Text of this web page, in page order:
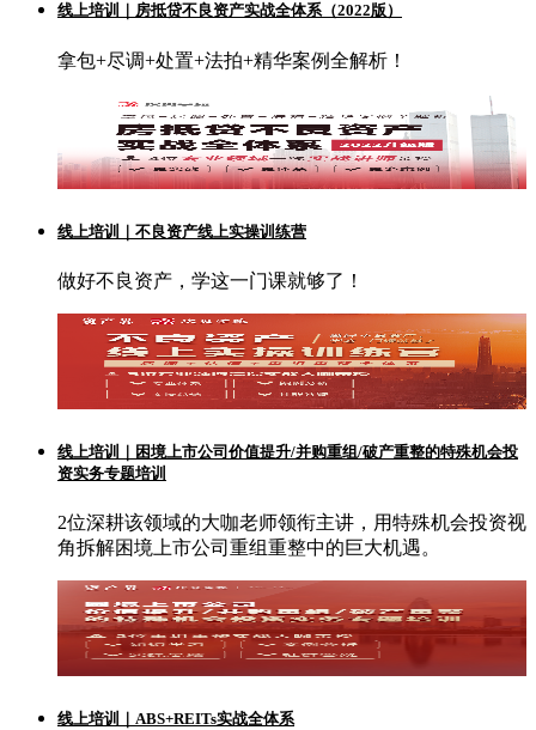
线上培训｜房抵贷不良资产实战全体系（2022版）
拿包+尽调+处置+法拍+精华案例全解析！
线上培训｜不良资产线上实操训练营
做好不良资产，学这一门课就够了！
线上培训｜困境上市公司价值提升/并购重组/破产重整的特殊机会投
资实务专题培训
2位深耕该领域的大咖老师领衔主讲，用特殊机会投资视
角拆解困境上市公司重组重整中的巨大机遇。
线上培训｜ABS+REITs实战全体系